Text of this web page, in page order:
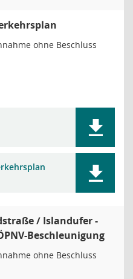
ohne Beschluss
/ Islandufer -
Beschleunigung
ohne Beschluss